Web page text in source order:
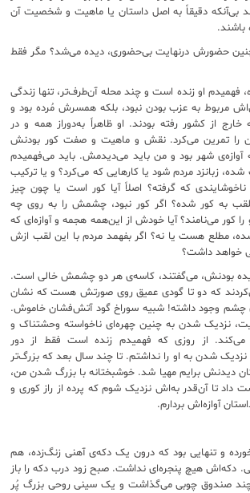
بی‌آنکه دقیقاً به اصل داستان یا ماهیت و شخصیت آن
باشند.
حضورش درنهایت بی‌حضوری، دیده می‌شد؟ مگر فقط
فهمیدم او زنده است و چند محله آن‌طرف‌تر، تنها زندگی
مربوط به عزب بودن نبود، بلکه همسرش مُرده بود و
از کشور رفته بودند. او ظاهراً به‌دوراز همه و در
را تمرین می‌کرد. نقش و ماهیت و صفت کور بودنش
آوازه‌ی شهر بود و من باید می‌دیدمش. باید می‌فهمیدم
زبانزد مردم شود یا کارهایی که می‌کرد؟ و یا ترکیب
که گرفته؟ اصلاً‌ آیا کور است یا چون چیز
به کور شده؟ اگر کور نبود، چشمش را به روی چه
کور می‌نامند؟ آیا خودش از این‌همه هجمه و آوازه‌ای که
مطلع هست یا نه؟ اگر بفهمد مردم با این لقب ازش
خواهد داشت؟
بودنش، می‌گفتند، کاسه‌ی هر دو چشمش خالی است.
که دو تا گودی عمیق روی صورتش هست که نشان
چشم وجود داشته! شبیه سوراخ گود آتش‌فشان خاموش.
نزدیک شدن به چنین چهره‌ای ناخواسته وحشتناک و
می‌کند. از روزی که فهمیدم زنده است فقط از دور
شدن به او را نداشتم. تا چند سال بعد که بزرگ‌تر
دیدنش برایم مهیا شد. خوشبختانه با بزرگ شدن من،
داد تا آن‌قدر به‌اش نزدیک شوم که پرده از راز کوری و
آوازه‌اش بردارم.
و تنهایی بود که درون یک دکه‌ی آهنی زنگ‌زده، هم
دکه‌اش هیچ پنجره‌ای نداشت. صبح زود درب دکه را باز
چند صندوق چوبی می‌گذاشت و یک سینی روحی بزرگ پُر